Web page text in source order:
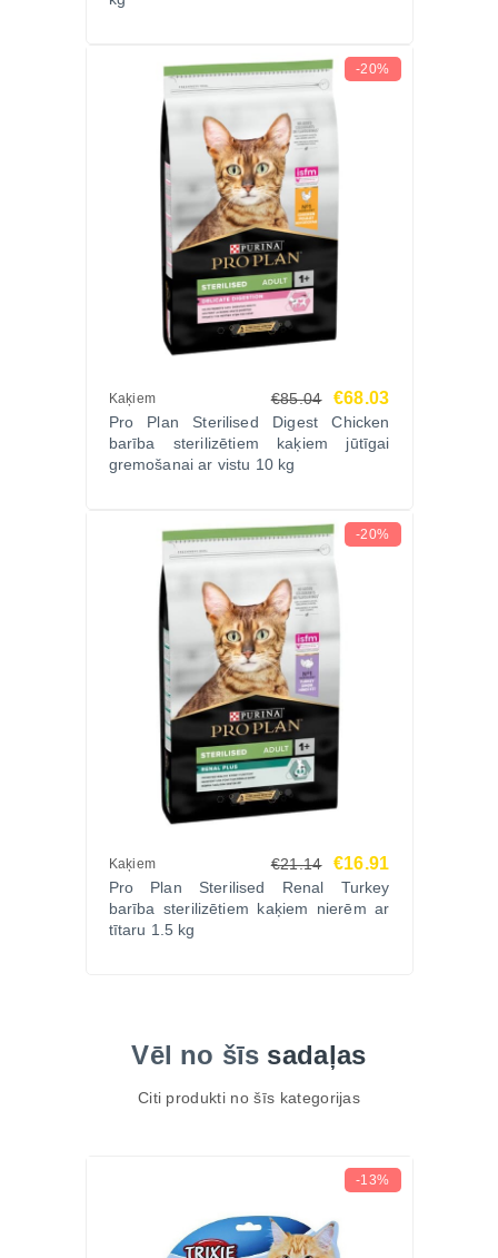
-20%
Kaķiem €85.04 €68.03
Pro Plan Sterilised Digest Chicken
barība sterilizētiem kaķiem jūtīgai
gremošanai ar vistu 10 kg
-20%
Kaķiem €21.14 €16.91
Pro Plan Sterilised Renal Turkey
barība sterilizētiem kaķiem nierēm ar
tītaru 1.5 kg
Vēl no šīs sadaļas
Citi produkti no šīs kategorijas
-13%